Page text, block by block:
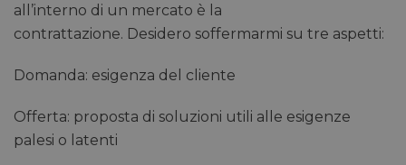
all’interno di un mercato è la
contrattazione. Desidero soffermarmi su tre aspetti:
Domanda: esigenza del cliente
Offerta: proposta di soluzioni utili alle esigenze
palesi o latenti